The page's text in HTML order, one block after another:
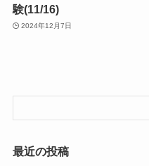
験(11/16)
2024年12月7日
最近の投稿